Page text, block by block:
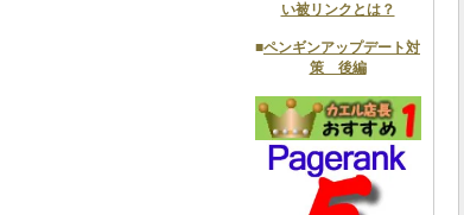
い被リンクとは？
■ペンギンアップデート対
策 後編